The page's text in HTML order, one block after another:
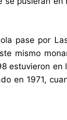
pase por
mismo
estuvieron en
en 1971,